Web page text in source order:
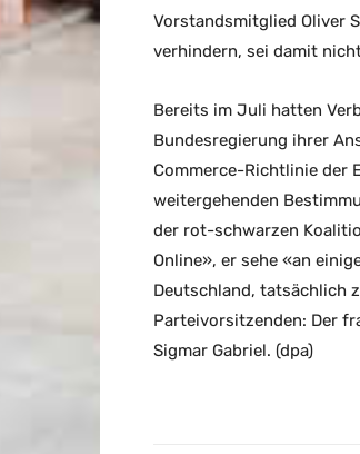
Vorstandsmitglied Oliver
verhindern, sei damit
Bereits im Juli hatten
Bundesregierung ihrer
Commerce-Richtlinie der
weitergehenden
der rot-schwarzen
Online», er sehe «an
Deutschland, tatsächlich
Parteivorsitzenden: Der
Sigmar Gabriel. (dpa)